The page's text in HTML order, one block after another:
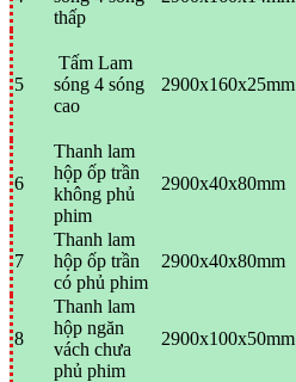
thấp
5
Tấm Lam
sóng 4 sóng
cao
2900x160x25mm
6
Thanh lam
hộp ốp trần
không phủ
phim
2900x40x80mm
7
Thanh lam
hộp ốp trần
có phủ phim
2900x40x80mm
8
Thanh lam
hộp ngăn
vách chưa
phủ phim
2900x100x50mm